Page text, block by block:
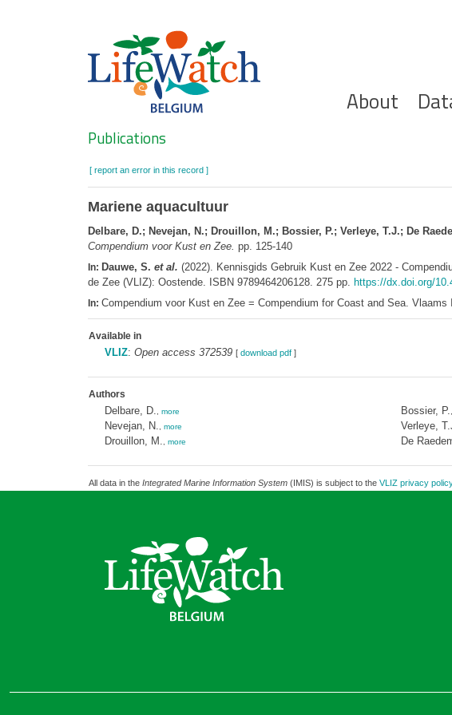
About
Search
Publications
[ report an error in this record ]
Mariene aquacultuur
Delbare, D.; Nevejan, N.; Drouillon, M.; Bossier, P.; Verleye, T.J.; De
Compendium voor Kust en Zee. pp. 125-140
In: Dauwe, S. et al. (2022). Kennisgids Gebruik Kust en Zee 2022 -
de Zee (VLIZ): Oostende. ISBN 9789464206128. 275 pp. https://dx.doi.org/
In: Compendium voor Kust en Zee = Compendium for Coast and Sea.
Available in
VLIZ: Open access 372539 [ download pdf]
Authors
Delbare, D. more
Nevejan, N. more
Drouillon, M. more
Bossier, P.
Verleye,
De
All data in the Integrated Marine Information System(IMIS) is subject to the VLIZ privacy